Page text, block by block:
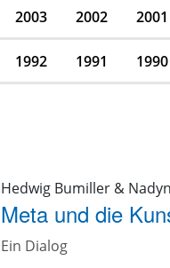
2003 2002 2001
1992 1991 1990
Hedwig Bumiller &
Meta und die
Ein Dialog